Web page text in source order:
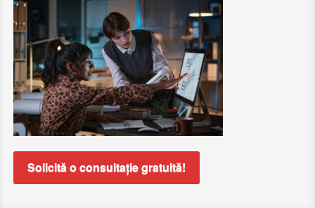
Solicită o consultație gratuită!